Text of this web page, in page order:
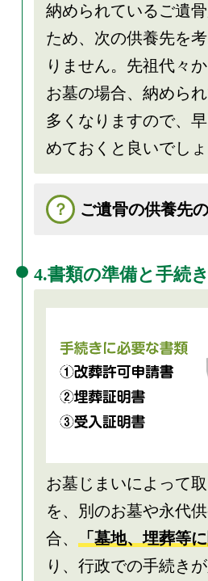
納められているご遺
ため、次の供養先を
りません。先祖代々
お墓の場合、納めら
多くなりますので、
めておくと良いでしょ
ご遺骨の供養先
4.書類の準備と手続き
お墓じまいによって
を、別のお墓や永代
合、
「墓地、埋葬等
り、行政での手続き